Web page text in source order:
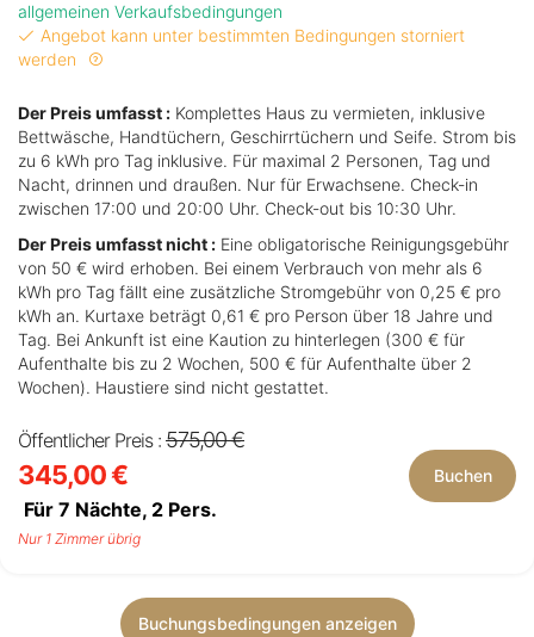
allgemeinen Verkaufsbedingungen
Angebot kann unter bestimmten Bedingungen storniert
werden
Der Preis umfasst : Komplettes Haus zu vermieten, inklusive
Bettwäsche, Handtüchern, Geschirrtüchern und Seife. Strom bis
zu 6 kWh pro Tag inklusive. Für maximal 2 Personen, Tag und
Nacht, drinnen und draußen. Nur für Erwachsene. Check-in
zwischen 17:00 und 20:00 Uhr. Check-out bis 10:30 Uhr.
Der Preis umfasst nicht : Eine obligatorische Reinigungsgebühr
von 50 € wird erhoben. Bei einem Verbrauch von mehr als 6
kWh pro Tag fällt eine zusätzliche Stromgebühr von 0,25 € pro
kWh an. Kurtaxe beträgt 0,61 € pro Person über 18 Jahre und
Tag. Bei Ankunft ist eine Kaution zu hinterlegen (300 € für
Aufenthalte bis zu 2 Wochen, 500 € für Aufenthalte über 2
Wochen). Haustiere sind nicht gestattet.
Öffentlicher Preis : 575,00 €
345,00 €
Für 7 Nächte, 2 Pers.
Buchen
Nur 1 Zimmer übrig
Buchungsbedingungen anzeigen